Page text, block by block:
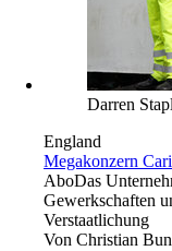
Darren
England
Megakonzern
AboDas
Gewerkschaften
Verstaatlichung
Von Christian